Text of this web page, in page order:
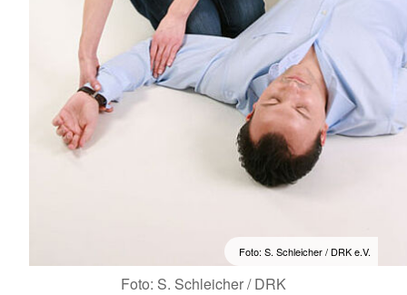
Foto: S. Schleicher / DRK e.V.
Foto: S. Schleicher / DRK